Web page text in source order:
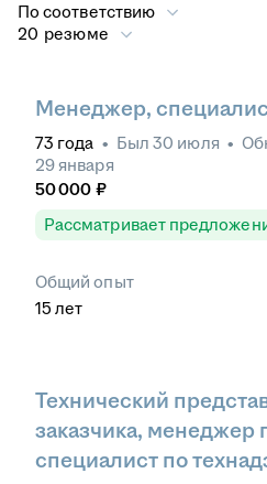
По соответствию
20 резюме
Менеджер,
73 года • Был 30 июля •
29 января
50 000 ₽
Рассматривает
Общий опыт
15 лет
Технический
заказчика, менеджер
специалист по